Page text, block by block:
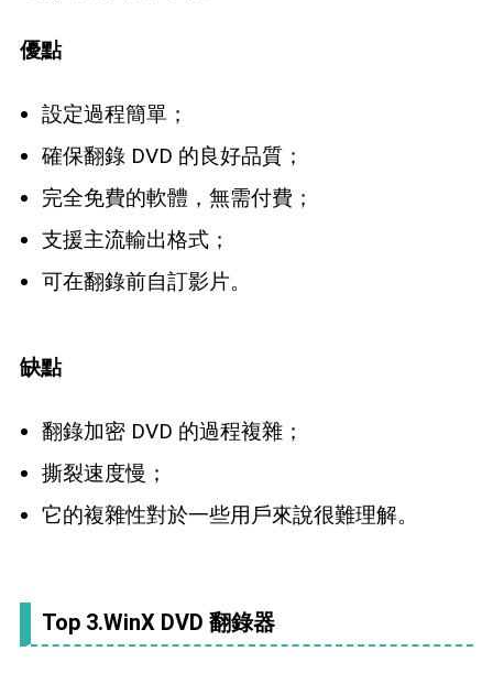
優點
設定過程簡單；
確保翻錄 DVD 的良好品質；
完全免費的軟體，無需付費；
支援主流輸出格式；
可在翻錄前自訂影片。
缺點
翻錄加密 DVD 的過程複雜；
撕裂速度慢；
它的複雜性對於一些用戶來說很難理解。
Top 3.WinX DVD 翻錄器